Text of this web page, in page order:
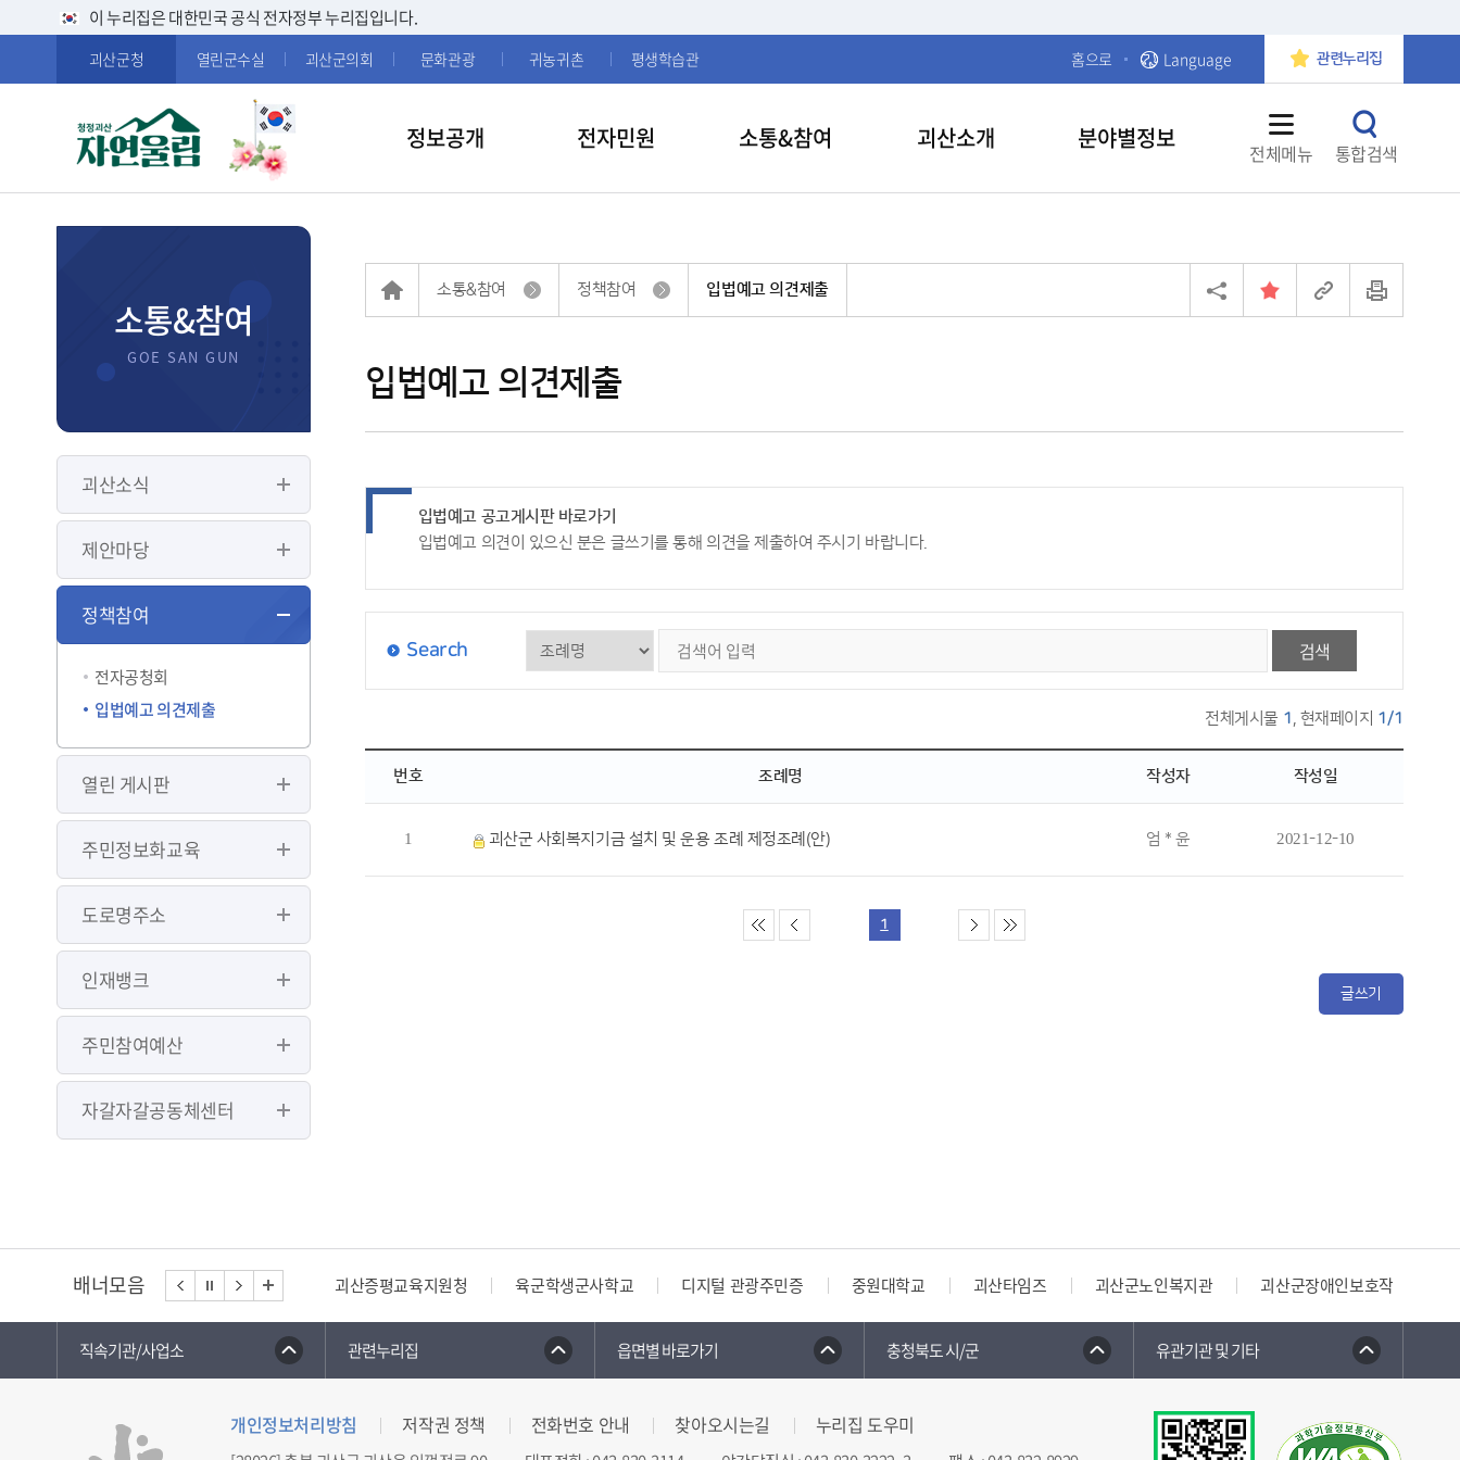
이 누리집은 대한민국 공식 전자정부 누리집입니다.
괴산군청 열린군수실 괴산군의회 문화관광 귀농귀촌 평생학습관 홈으로 Language 관련누리집
정보공개 전자민원 소통&참여 괴산소개 분야별정보 전체메뉴 통합검색
소통&참여
괴산소식
제안마당
정책참여
전자공청회
입법예고 의견제출
열린 게시판
주민정보화교육
도로명주소
인재뱅크
주민참여예산
자갈자갈공동체센터
입법예고 의견제출
소통&참여 정책참여 입법예고 의견제출
입법예고 공고게시판 바로가기
입법예고 의견이 있으신 분은 글쓰기를 통해 의견을 제출하여 주시기 바랍니다.
Search 검색
전체게시물 1, 현재페이지 1/1
번호 조례명 작성자 작성일
1 괴산군 사회복지기금 설치 및 운용 조례 제정조례(안) 엄 * 윤 2021-12-10
1
글쓰기
배너모음 괴산증평교육지원청 육군학생군사학교 디지털 관광주민증 중원대학교 괴산타임즈 괴산군노인복지관 괴산군장애인보호작업장
직속기관/사업소 관련누리집 읍면별 바로가기 충청북도 시/군 유관기관 및 기타
개인정보처리방침 저작권 정책 전화번호 안내 찾아오시는길 누리집 도우미